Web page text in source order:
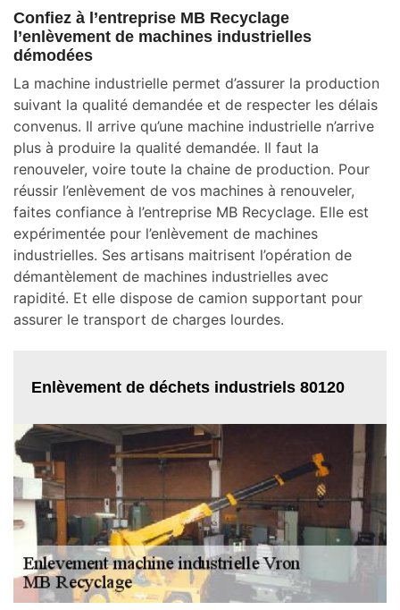
Confiez à l’entreprise MB Recyclage
l’enlèvement de machines industrielles
démodées
La machine industrielle permet d’assurer la production
suivant la qualité demandée et de respecter les délais
convenus. Il arrive qu’une machine industrielle n’arrive
plus à produire la qualité demandée. Il faut la
renouveler, voire toute la chaine de production. Pour
réussir l’enlèvement de vos machines à renouveler,
faites confiance à l’entreprise MB Recyclage. Elle est
expérimentée pour l’enlèvement de machines
industrielles. Ses artisans maitrisent l’opération de
démantèlement de machines industrielles avec
rapidité. Et elle dispose de camion supportant pour
assurer le transport de charges lourdes.
Enlèvement de déchets industriels 80120